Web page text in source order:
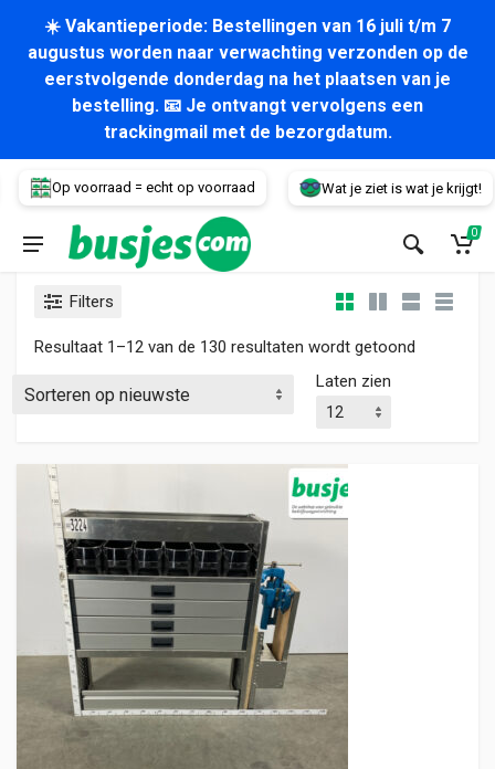
☀️ Vakantieperiode: Bestellingen van 16 juli t/m 7
augustus worden naar verwachting verzonden op de
eerstvolgende donderdag na het plaatsen van je
bestelling. 📧 Je ontvangt vervolgens een
trackingmail met de bezorgdatum.
Op voorraad = echt op voorraad Wat je ziet is wat je krijgt!
Voertuig
0
Filters
Resultaat 1–12 van de 130 resultaten wordt getoond
Laten zien